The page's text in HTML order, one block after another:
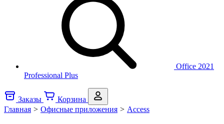
Office 2021
Professional Plus
Заказы
Корзина
Главная > Офисные приложения > Access